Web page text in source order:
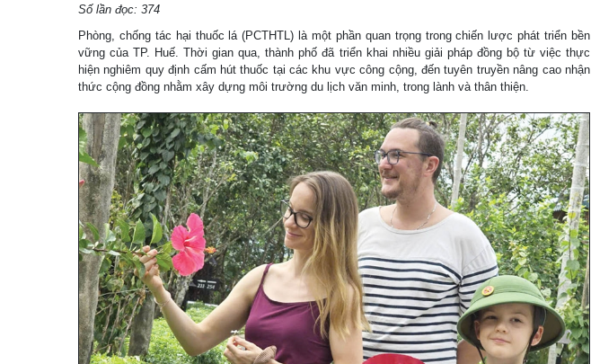
Số lần đọc: 374
Phòng, chống tác hại thuốc lá (PCTHTL) là một phần quan trọng trong chiến lược phát triển bền
vững của TP. Huế. Thời gian qua, thành phố đã triển khai nhiều giải pháp đồng bộ từ việc thực
hiện nghiêm quy định cấm hút thuốc tại các khu vực công cộng, đến tuyên truyền nâng cao nhận
thức cộng đồng nhằm xây dựng môi trường du lịch văn minh, trong lành và thân thiện.